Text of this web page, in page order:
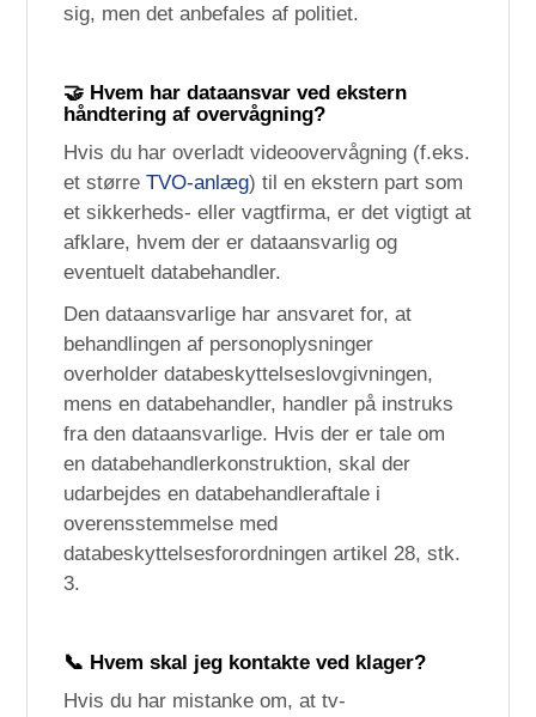
sig, men det anbefales af politiet.
🤝 Hvem har dataansvar ved ekstern
håndtering af overvågning?
Hvis du har overladt videoovervågning (f.eks.
et størreTVO-anlæg) til en ekstern part som
et sikkerheds- eller vagtfirma, er det vigtigt at
afklare, hvem der er dataansvarlig og
eventuelt databehandler.
Den dataansvarlige har ansvaret for, at
behandlingen af personoplysninger
overholder databeskyttelseslovgivningen,
mens en databehandler, handler på instruks
fra den dataansvarlige. Hvis der er tale om
en databehandlerkonstruktion, skal der
udarbejdes en databehandleraftale i
overensstemmelse med
databeskyttelsesforordningen artikel 28, stk.
3.
📞 Hvem skal jeg kontakte ved klager?
Hvis du har mistanke om, at tv-